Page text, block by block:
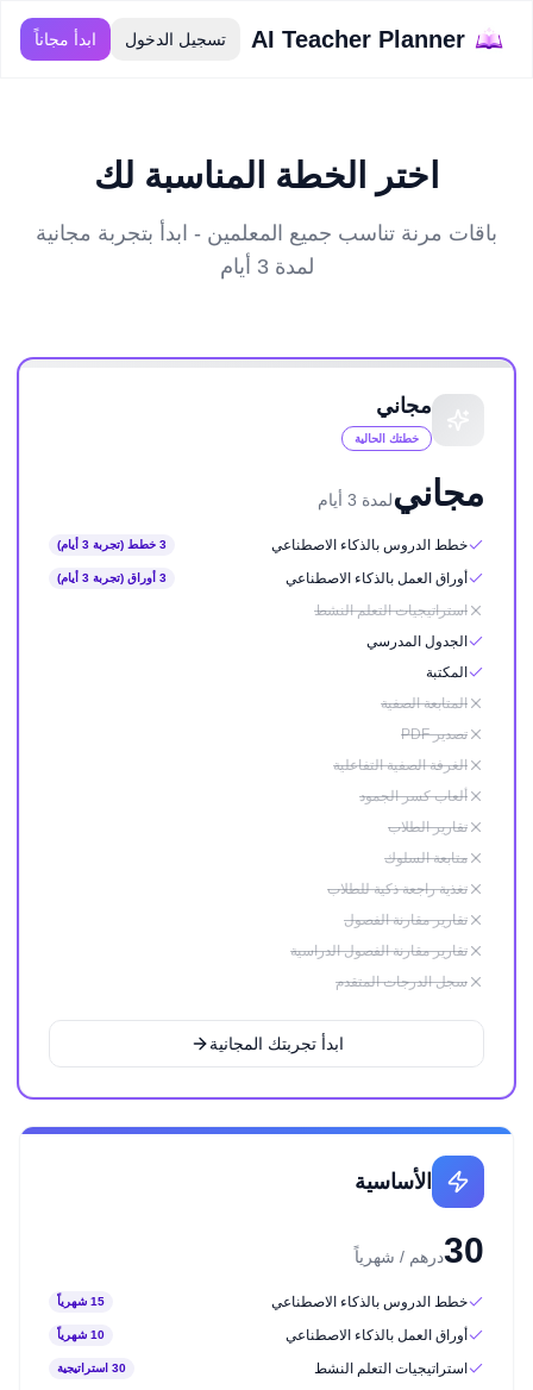
AI Teacher Planner تسجيل الدخول ابدأ مجاناً
اختر الخطة المناسبة لك
باقات مرنة تناسب جميع المعلمين - ابدأ بتجربة مجانية
لمدة 3 أيام
مجاني
خطتك الحالية
مجانيلمدة 3 أيام
خطط الدروس بالذكاء الاصطناعي 3 خطط (تجربة 3 أيام)
أوراق العمل بالذكاء الاصطناعي 3 أوراق (تجربة 3 أيام)
استراتيجيات التعلم النشط
الجدول المدرسي
المكتبة
المتابعة الصفية
تصدير PDF
الغرفة الصفية التفاعلية
ألعاب كسر الجمود
تقارير الطلاب
متابعة السلوك
تغذية راجعة ذكية للطلاب
تقارير مقارنة الفصول
تقارير مقارنة الفصول الدراسية
سجل الدرجات المتقدم
ابدأ تجربتك المجانية
الأساسية
30درهم / شهرياً
خطط الدروس بالذكاء الاصطناعي 15 شهرياً
أوراق العمل بالذكاء الاصطناعي 10 شهرياً
استراتيجيات التعلم النشط 30 استراتيجية